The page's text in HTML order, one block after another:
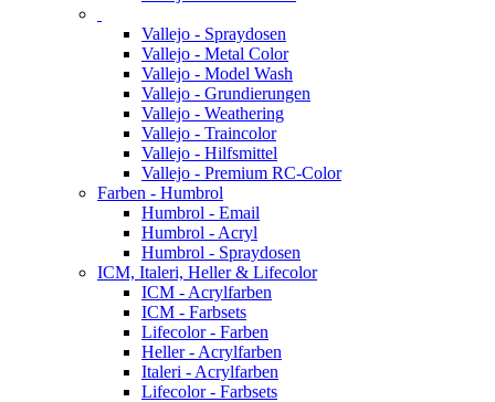
Vallejo - Spraydosen
Vallejo - Metal Color
Vallejo - Model Wash
Vallejo - Grundierungen
Vallejo - Weathering
Vallejo - Traincolor
Vallejo - Hilfsmittel
Vallejo - Premium RC-Color
Farben - Humbrol
Humbrol - Email
Humbrol - Acryl
Humbrol - Spraydosen
ICM, Italeri, Heller & Lifecolor
ICM - Acrylfarben
ICM - Farbsets
Lifecolor - Farben
Heller - Acrylfarben
Italeri - Acrylfarben
Lifecolor - Farbsets